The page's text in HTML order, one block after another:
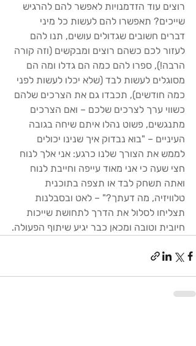
רוצים עוד הזדמנויות לאפשר להם להרגיש
שייכים? תאפשרו להם לעשות כל מיני
דברים חשובים שגדולים עושים, תנו להם
לעזור לכם כשהם רוצים ומבקשים (וזה קורה
הרבה!), ספרו להם כמה הם גדלו ומה הם
מסוגלים לעשות לבד (שלא יכלו לעשות לפני
כמה חודשים), תכבדו גם את הצרכים שלהם
כשווי ערך לצרכים שלכם – ואם הצרכים
מתנגשים, פשוט נהלו איתם שיחה בגובה
העיניים – "בוא נבדוק איך שנינו יכולים
לממש את הצורך שלנו כרגע: אני אלך לנוח
חצי שעה כי אני מאוד עייפה וחייבת לנוח
ואתה תשחק לבד או תצפה בתוכנית
טלוויזיה, מה דעתך?" – לאט ובסבלנות
תצליחו לסלול את הדרך לתחושת שייכות
חיובית וטובה ומכאן כבר יגיע שיתוף הפעולה.